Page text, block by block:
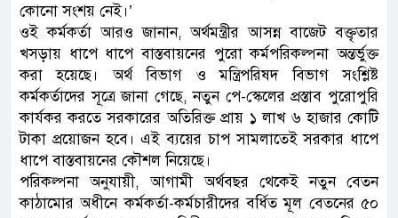
কোনো সংশয় নেই।’
ওই কর্মকর্তা আরও জানান, অর্থমন্ত্রীর আসন্ন বাজেট বক্তৃতার
খসড়ায় ধাপে ধাপে বাস্তবায়নের পুরো কর্মপরিকল্পনা অন্তর্ভুক্ত
করা হয়েছে। অর্থ বিভাগ ও মন্ত্রিপরিষদ বিভাগ সংশ্লিষ্ট
কর্মকর্তাদের সূত্রে জানা গেছে, নতুন পে-স্কেলের প্রস্তাব পুরোপুরি
কার্যকর করতে সরকারের অতিরিক্ত প্রায় ১ লাখ ৬ হাজার কোটি
টাকা প্রয়োজন হবে। এই ব্যয়ের চাপ সামলাতেই সরকার ধাপে
ধাপে বাস্তবায়নের কৌশল নিয়েছে।
পরিকল্পনা অনুযায়ী, আগামী অর্থবছর থেকেই নতুন বেতন
কাঠামোর অধীনে কর্মকর্তা-কর্মচারীদের বর্ধিত মূল বেতনের ৫০